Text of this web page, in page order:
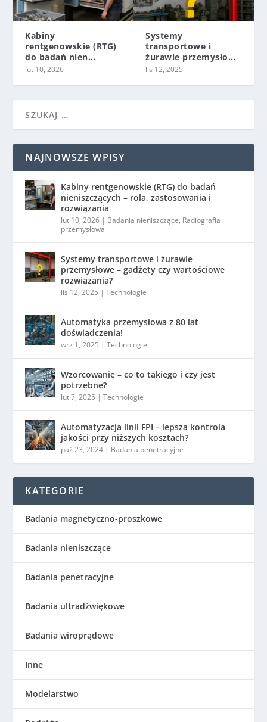
Kabiny
rentgenowskie (RTG)
do badań nien...
lut 10, 2026
Systemy
transportowe i
żurawie przemysło...
lis 12, 2025
NAJNOWSZE WPISY
Kabiny rentgenowskie (RTG) do badań
nieniszczących – rola, zastosowania i
rozwiązania
lut 10, 2026 | Badania nieniszczące, Radiografia
przemysłowa
Systemy transportowe i żurawie
przemysłowe – gadżety czy wartościowe
rozwiązania?
lis 12, 2025 |Technologie
Automatyka przemysłowa z 80 lat
doświadczenia!
wrz 1, 2025 |Technologie
Wzorcowanie – co to takiego i czy jest
potrzebne?
lut 7, 2025 |Technologie
Automatyzacja linii FPI – lepsza kontrola
jakości przy niższych kosztach?
paź 23, 2024 | Badania penetracyjne
KATEGORIE
Badania magnetyczno-proszkowe
Badania nieniszczące
Badania penetracyjne
Badania ultradźwiękowe
Badania wiroprądowe
Inne
Modelarstwo